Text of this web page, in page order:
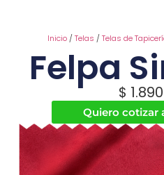
Inicio/Telas /Telas de
Felpa
$ 1.890
Quiero cotizar